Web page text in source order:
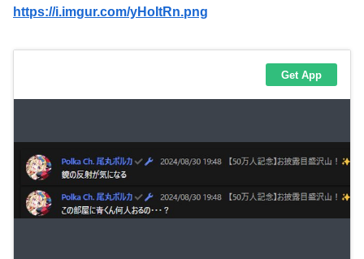
https://i.imgur.com/yHoItRn.png